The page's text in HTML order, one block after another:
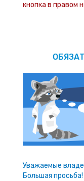
кнопка в правом
Уважаемые
Большая просьба!